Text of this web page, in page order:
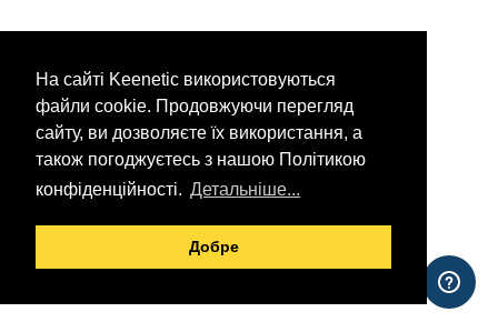
На сайті Keenetic використовуються
файли cookie. Продовжуючи перегляд
сайту, ви дозволяєте їх використання, а
також погоджуєтесь з нашою Політикою
конфіденційності. Детальніше...
Добре